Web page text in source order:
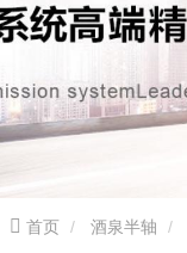
首页 酒泉半轴